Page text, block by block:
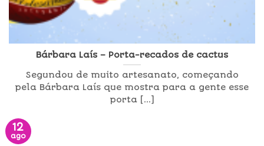
Bárbara Laís – Porta-recados de cactus
Segundou de muito artesanato, começando
pela Bárbara Laís que mostra para a gente esse
porta [...]
12
ago